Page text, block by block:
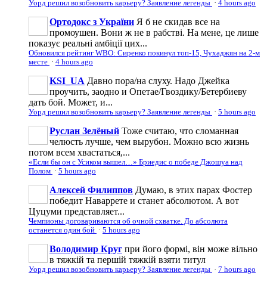
Уорд решил возобновить карьеру? Заявление легенды · 4 hours ago
Ортодокс з України Я б не скидав все на
промоушен. Вони ж не в рабстві. На мене, це лише
показує реальні амбіції цих...
Обновился рейтинг WBO: Сиренко покинул топ-15, Чухаджян на 2-м
месте · 4 hours ago
KSI_UA Давно пора/на слуху. Надо Джейка
проучить, заодно и Опетае/Гвоздику/Бетербиеву
дать бой. Может, и...
Уорд решил возобновить карьеру? Заявление легенды · 5 hours ago
Руслан Зелёный Тоже считаю, что сломанная
челюсть лучше, чем вырубон. Можно всю жизнь
потом всем хвастаться,...
«Если бы он с Усиком вышел…» Бриедис о победе Джошуа над
Полом · 5 hours ago
Алексей Филиппов Думаю, в этих парах Фостер
победит Наваррете и станет абсолютом. А вот
Цуцуми представляет...
Чемпионы договариваются об очной схватке. До абсолюта
останется один бой · 5 hours ago
Володимир Круг при його формі, він може вільно
в тяжкій та першій тяжкій взяти титул
Уорд решил возобновить карьеру? Заявление легенды · 7 hours ago